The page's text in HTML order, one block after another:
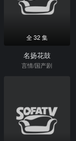
全 32 集
名扬花鼓
言情/国产剧